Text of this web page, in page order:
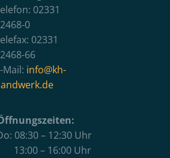
02331
0
02331
66
Mail: info@kh-
08:30 – 12:30 Uhr
– 16:00 Uhr